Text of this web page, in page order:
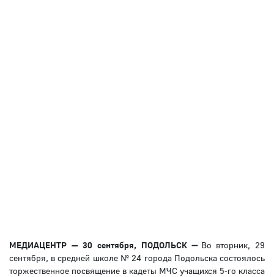
МЕДИАЦЕНТР — 30 сентября, ПОДОЛЬСК— Во вторник, 29
сентября, в средней школе № 24 города Подольска состоялось
торжественное посвящение в кадеты МЧС учащихся 5-го класса